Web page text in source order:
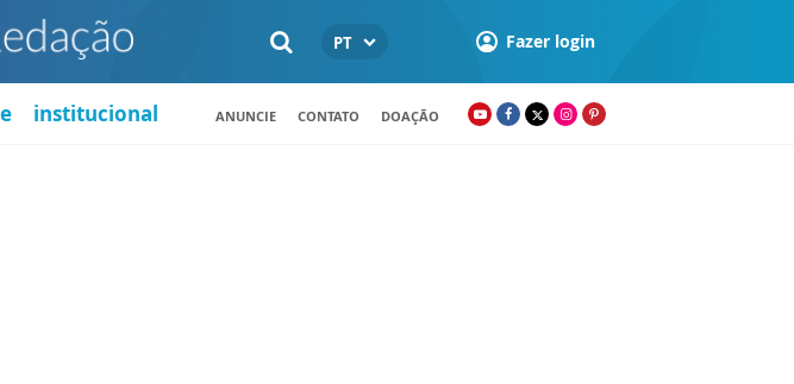
PT Fazer login
institucional ANUNCIE CONTATO DOAÇÃO